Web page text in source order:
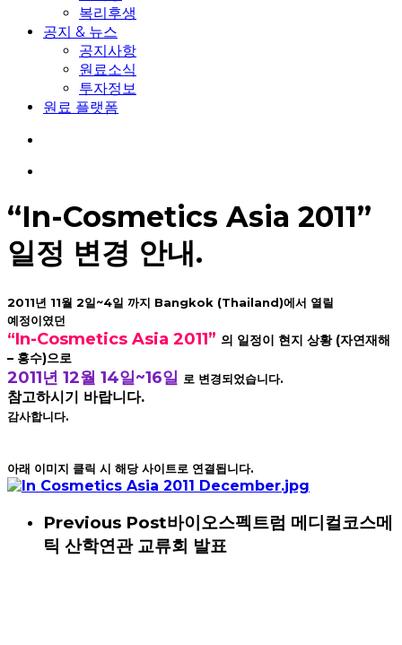
복리후생
공지 & 뉴스
공지사항
원료소식
투자정보
원료 플랫폼
“In-Cosmetics Asia 2011”
일정 변경 안내.
2011년 11월 2일~4일 까지 Bangkok (Thailand)에서 열릴
예정이였던
“In-Cosmetics Asia 2011” 의 일정이 현지 상황 (자연재해
– 홍수)으로
2011년 12월 14일~16일 로 변경되었습니다.
참고하시기 바랍니다.
감사합니다.
아래 이미지 클릭 시 해당 사이트로 연결됩니다.
Previous Post바이오스펙트럼 메디컬코스메
틱 산학연관 교류회 발표